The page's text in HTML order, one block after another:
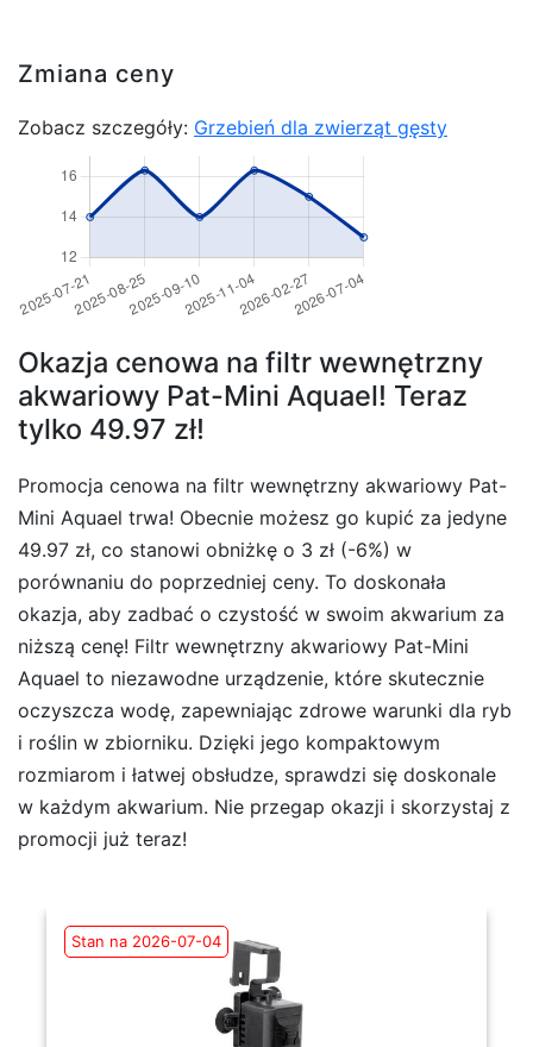
Zmiana ceny
Zobacz szczegóły: Grzebień dla zwierząt gęsty
Okazja cenowa na filtr wewnętrzny
akwariowy Pat-Mini Aquael! Teraz
tylko 49.97 zł!
Promocja cenowa na filtr wewnętrzny akwariowy Pat-
Mini Aquael trwa! Obecnie możesz go kupić za jedyne
49.97 zł, co stanowi obniżkę o 3 zł (-6%) w
porównaniu do poprzedniej ceny. To doskonała
okazja, aby zadbać o czystość w swoim akwarium za
niższą cenę! Filtr wewnętrzny akwariowy Pat-Mini
Aquael to niezawodne urządzenie, które skutecznie
oczyszcza wodę, zapewniając zdrowe warunki dla ryb
i roślin w zbiorniku. Dzięki jego kompaktowym
rozmiarom i łatwej obsłudze, sprawdzi się doskonale
w każdym akwarium. Nie przegap okazji i skorzystaj z
promocji już teraz!
Stan na 2026-07-04